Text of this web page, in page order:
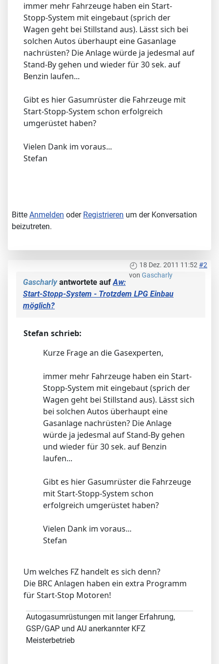
immer mehr Fahrzeuge haben ein Start-
Stopp-System mit eingebaut (sprich der
Wagen geht bei Stillstand aus). Lässt sich bei
solchen Autos überhaupt eine Gasanlage
nachrüsten? Die Anlage würde ja jedesmal auf
Stand-By gehen und wieder für 30 sek. auf
Benzin laufen...
Gibt es hier Gasumrüster die Fahrzeuge mit
Start-Stopp-System schon erfolgreich
umgerüstet haben?
Vielen Dank im voraus...
Stefan
Bitte Anmelden oder Registrieren um der Konversation
beizutreten.
18 Dez. 2011 11:52#2
von Gascharly
Gascharlyantwortete aufAw:
Start-Stopp-System - Trotzdem LPG Einbau
möglich?
Stefan schrieb:
Kurze Frage an die Gasexperten,
immer mehr Fahrzeuge haben ein Start-
Stopp-System mit eingebaut (sprich der
Wagen geht bei Stillstand aus). Lässt sich
bei solchen Autos überhaupt eine
Gasanlage nachrüsten? Die Anlage
würde ja jedesmal auf Stand-By gehen
und wieder für 30 sek. auf Benzin
laufen...
Gibt es hier Gasumrüster die Fahrzeuge
mit Start-Stopp-System schon
erfolgreich umgerüstet haben?
Vielen Dank im voraus...
Stefan
Um welches FZ handelt es sich denn?
Die BRC Anlagen haben ein extra Programm
für Start-Stop Motoren!
Autogasumrüstungen mit langer Erfahrung,
GSP/GAP und AU anerkannter KFZ
Meisterbetrieb